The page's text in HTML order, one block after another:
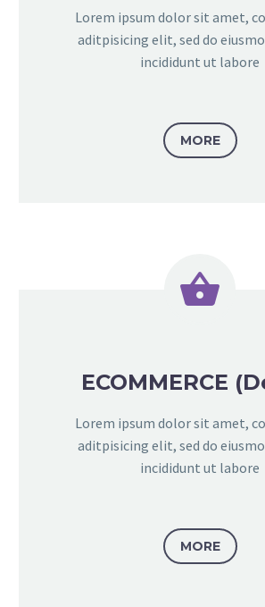
Lorem ipsum dolor sit amet,
aditpisicing elit, sed do
incididunt ut labore
MORE


ECOMMERCE
Lorem ipsum dolor sit amet,
aditpisicing elit, sed do
incididunt ut labore
MORE